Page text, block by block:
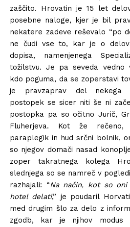
zaščito. Hrovatin je 15 let
posebne naloge, kjer je bil
nekatere zadeve reševalo “po
ne čudi vse to, kar je o
dopisa, namenjenega
tožilstvu. Je pa seveda vedno
kdo poguma, da se zoperstavi
je pravzaprav del nekega
postopek se sicer niti še ni
postopka pa so očitno Jurič,
Fluherjeva. Kot že
paraplegik in hud srčni bolnik,
so njegov domači nasad
zoper takratnega kolega
slednjega so se namreč v
razhajali: “Na način, kot so
hotel delati,” je poudaril
med drugim šlo za delo z
zgodb, kar je njihov modus